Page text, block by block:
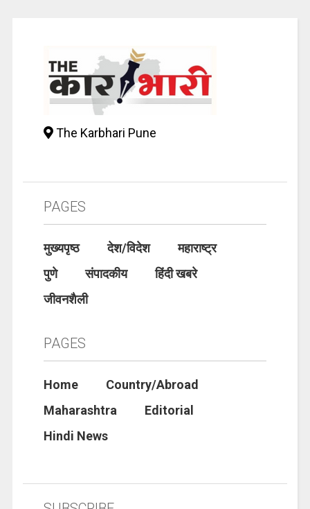
The Karbhari Pune
PAGES
मुख्यपृष्ठ देश/विदेश
महाराष्ट्र
पुणे
संपादकीय
हिंदी खबरे
जीवनशैली
PAGES
Home
Country/Abroad
Maharashtra
Editorial
Hindi News